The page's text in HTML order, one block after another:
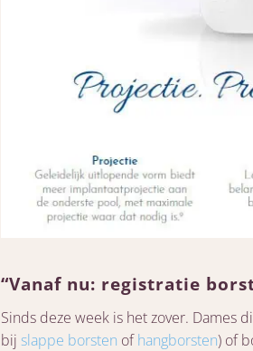
“Vanaf nu: registratie
Sinds deze week is het zover. Dames
bij slappe borsten ofhangborsten) of